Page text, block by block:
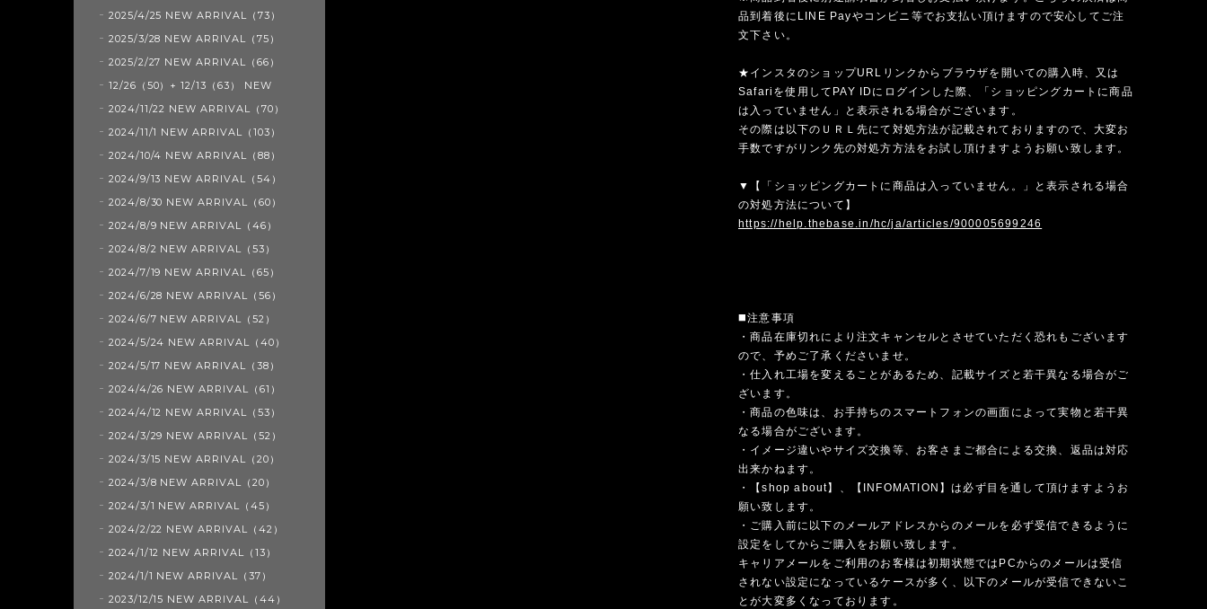
品到着後にLINE Payやコンビニ等でお支払い頂けますので安心してご注
文下さい。
★インスタのショップURLリンクからブラウザを開いての購入時、又は
Safariを使用してPAY IDにログインした際、「ショッピングカートに商品
は入っていません」と表示される場合がございます。
その際は以下のＵＲＬ先にて対処方法が記載されておりますので、大変お
手数ですがリンク先の対処方方法をお試し頂けますようお願い致します。
▼【「ショッピングカートに商品は入っていません。」と表示される場合
の対処方法について】
https://help.thebase.in/hc/ja/articles/900005699246
◼️注意事項
・商品在庫切れにより注文キャンセルとさせていただく恐れもございます
ので、予めご了承くださいませ。
・仕入れ工場を変えることがあるため、記載サイズと若干異なる場合がご
ざいます。
・商品の色味は、お手持ちのスマートフォンの画面によって実物と若干異
なる場合がございます。
・イメージ違いやサイズ交換等、お客さまご都合による交換、返品は対応
出来かねます。
・【shop about】、【INFOMATION】は必ず目を通して頂けますようお
願い致します。
・ご購入前に以下のメールアドレスからのメールを必ず受信できるように
設定をしてからご購入をお願い致します。
キャリアメールをご利用のお客様は初期状態ではPCからのメールは受信
されない設定になっているケースが多く、以下のメールが受信できないこ
とが大変多くなっております。
2025/4/25 NEW ARRIVAL（73）
2025/3/28 NEW ARRIVAL（75）
2025/2/27 NEW ARRIVAL（66）
12/26（50）+ 12/13（63） NEW
2024/11/22 NEW ARRIVAL（70）
2024/11/1 NEW ARRIVAL（103）
2024/10/4 NEW ARRIVAL（88）
2024/9/13 NEW ARRIVAL（54）
2024/8/30 NEW ARRIVAL（60）
2024/8/9 NEW ARRIVAL（46）
2024/8/2 NEW ARRIVAL（53）
2024/7/19 NEW ARRIVAL（65）
2024/6/28 NEW ARRIVAL（56）
2024/6/7 NEW ARRIVAL（52）
2024/5/24 NEW ARRIVAL（40）
2024/5/17 NEW ARRIVAL（38）
2024/4/26 NEW ARRIVAL（61）
2024/4/12 NEW ARRIVAL（53）
2024/3/29 NEW ARRIVAL（52）
2024/3/15 NEW ARRIVAL（20）
2024/3/8 NEW ARRIVAL（20）
2024/3/1 NEW ARRIVAL（45）
2024/2/22 NEW ARRIVAL（42）
2024/1/12 NEW ARRIVAL（13）
2024/1/1 NEW ARRIVAL（37）
2023/12/15 NEW ARRIVAL（44）